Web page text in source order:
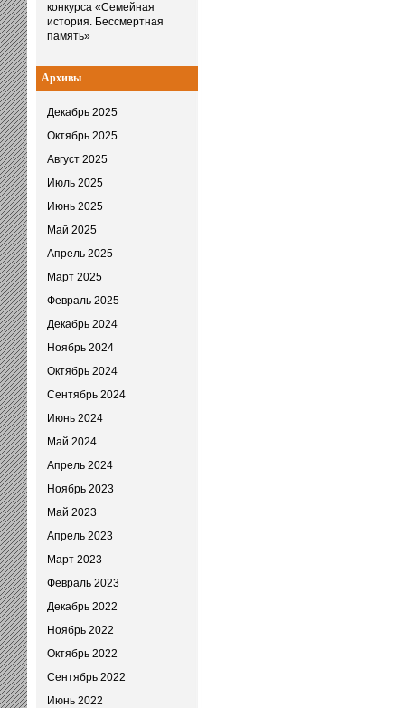
конкурса «Семейная
история. Бессмертная
память»
Архивы
Декабрь 2025
Октябрь 2025
Август 2025
Июль 2025
Июнь 2025
Май 2025
Апрель 2025
Март 2025
Февраль 2025
Декабрь 2024
Ноябрь 2024
Октябрь 2024
Сентябрь 2024
Июнь 2024
Май 2024
Апрель 2024
Ноябрь 2023
Май 2023
Апрель 2023
Март 2023
Февраль 2023
Декабрь 2022
Ноябрь 2022
Октябрь 2022
Сентябрь 2022
Июнь 2022